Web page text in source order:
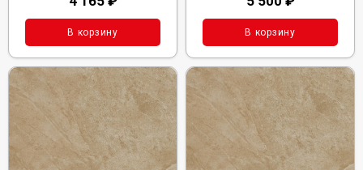
В корзину В корзину